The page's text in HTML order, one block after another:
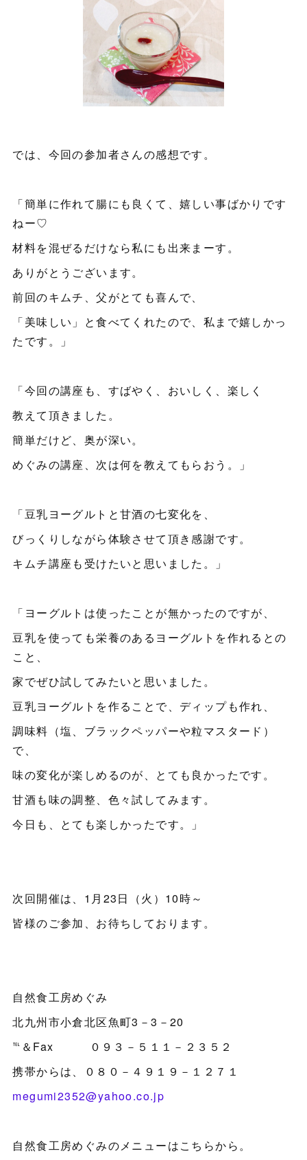
では、今回の参加者さんの感想です。
「簡単に作れて腸にも良くて、嬉しい事ばかりです
ねー♡
材料を混ぜるだけなら私にも出来まーす。
ありがとうございます。
前回のキムチ、父がとても喜んで、
「美味しい」と食べてくれたので、私まで嬉しかっ
たです。」
「今回の講座も、すばやく、おいしく、楽しく
教えて頂きました。
簡単だけど、奥が深い。
めぐみの講座、次は何を教えてもらおう。」
「豆乳ヨーグルトと甘酒の七変化を、
びっくりしながら体験させて頂き感謝です。
キムチ講座も受けたいと思いました。」
「ヨーグルトは使ったことが無かったのですが、
豆乳を使っても栄養のあるヨーグルトを作れるとの
こと、
家でぜひ試してみたいと思いました。
豆乳ヨーグルトを作ることで、ディップも作れ、
調味料（塩、ブラックペッパーや粒マスタード）
で、
味の変化が楽しめるのが、とても良かったです。
甘酒も味の調整、色々試してみます。
今日も、とても楽しかったです。」
次回開催は、1月23日（火）10時～
皆様のご参加、お待ちしております。
自然食工房めぐみ
北九州市小倉北区魚町3－3－20
℡＆Fax ０９３－５１１－２３５２
携帯からは、０８０－４９１９－１２７１
megumi2352@yahoo.co.jp
自然食工房めぐみのメニューはこちらから。